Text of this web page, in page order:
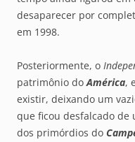
desaparecer por
em 1998.
Posteriormente, o
patrimônio do América,
existir, deixando um
que ficou desfalcado de
dos primórdios do